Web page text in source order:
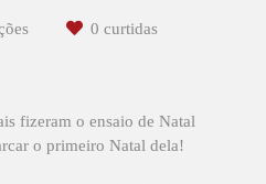
0 curtidas
fizeram o ensaio de Natal
o primeiro Natal dela!